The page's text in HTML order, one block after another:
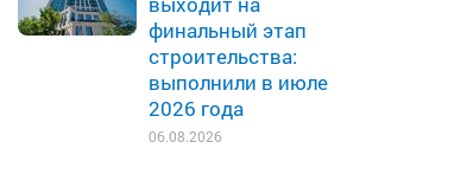
финальный этап
строительства:
выполнили в июле
2026 года
06.08.2026